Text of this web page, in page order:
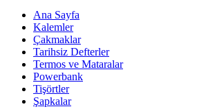
Ana Sayfa
Kalemler
Çakmaklar
Tarihsiz Defterler
Termos ve Mataralar
Powerbank
Tişörtler
Şapkalar